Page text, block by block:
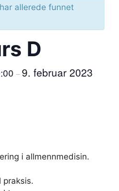
allerede funnet
D
–9. februar 2023
i allmennmedisin.
praksis.